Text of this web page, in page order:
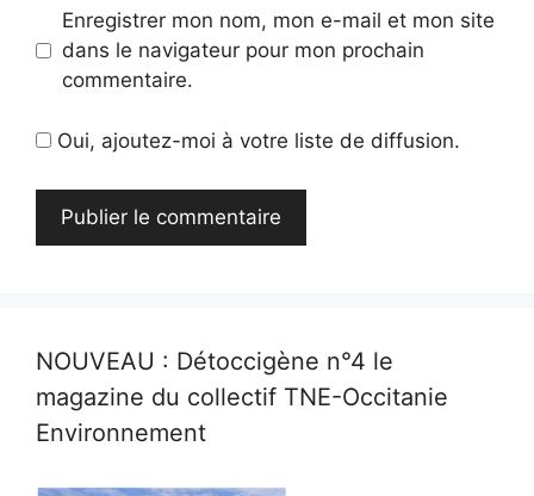
Enregistrer mon nom, mon e-mail et mon site
dans le navigateur pour mon prochain
commentaire.
Oui, ajoutez-moi à votre liste de diffusion.
NOUVEAU : Détoccigène n°4 le
magazine du collectif TNE-Occitanie
Environnement